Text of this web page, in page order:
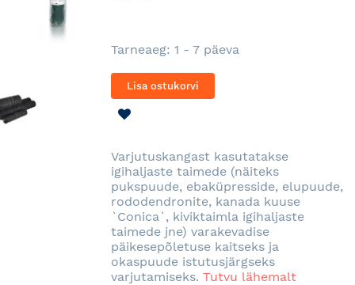
Tarneaeg: 1 - 7 päeva
Lisa ostukorvi
Varjutuskangast kasutatakse
igihaljaste taimede (näiteks
pukspuude, ebaküpresside, elupuude,
rododendronite, kanada kuuse
`Conica`, kiviktaimla igihaljaste
taimede jne) varakevadise
päikesepõletuse kaitseks ja
okaspuude istutusjärgseks
varjutamiseks. Tutvu lähemalt